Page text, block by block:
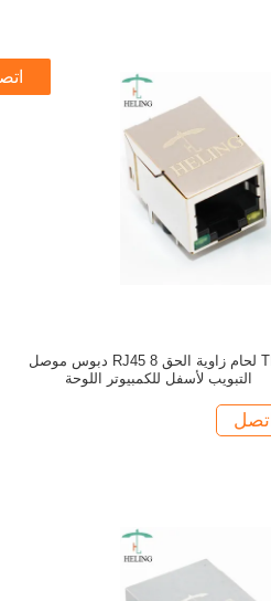
THT لحام زاوية الحق RJ45 8 دبوس موصل
التبويب لأسفل للكمبيوتر اللوحة
اتصل